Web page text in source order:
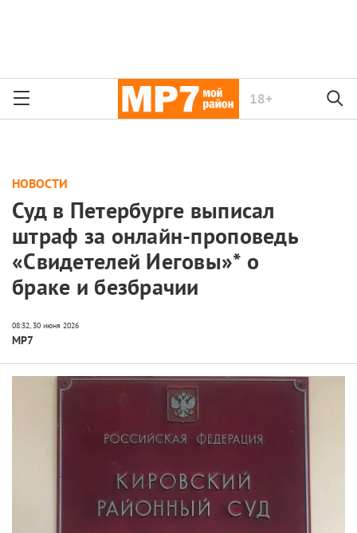
18+
НОВОСТИ
Суд в Петербурге выписал
штраф за онлайн-проповедь
«Свидетелей Иеговы»* о
браке и безбрачии
МР7